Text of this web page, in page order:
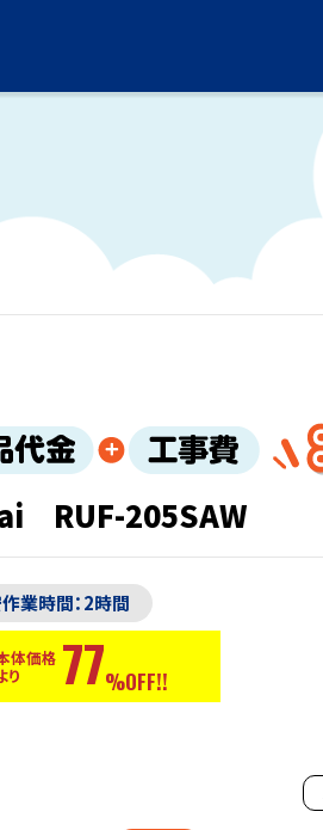
RUF-205SAW
業時間：2時間
体価格
り 77%OFF!!